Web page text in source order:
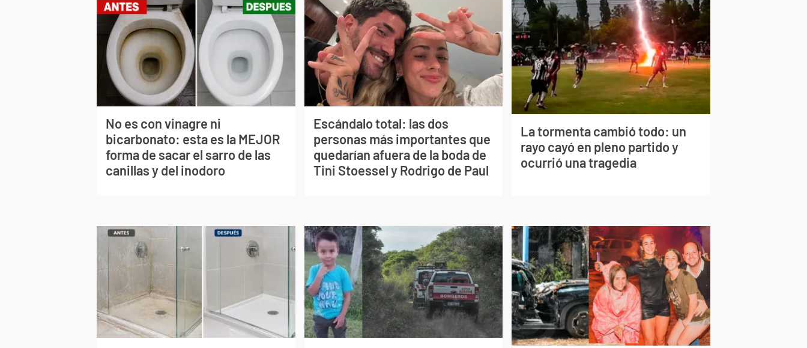
No es con vinagre ni
bicarbonato: esta es la MEJOR
forma de sacar el sarro de las
canillas y del inodoro
Escándalo total: las dos
personas más importantes que
quedarían afuera de la boda de
Tini Stoessel y Rodrigo de Paul
La tormenta cambió todo: un
rayo cayó en pleno partido y
ocurrió una tragedia